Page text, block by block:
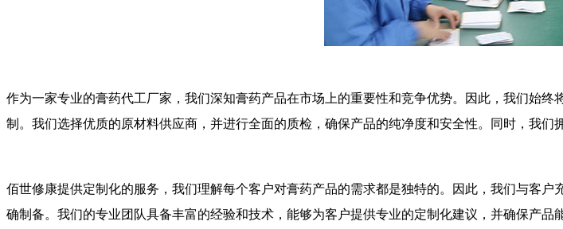
作为一家专业的膏药代工厂家，我们深知膏药产品在市场上的重要性和竞争优势。因此，我们始
制。我们选择优质的原材料供应商，并进行全面的质检，确保产品的纯净度和安全性。同时，我们
佰世修康提供定制化的服务，我们理解每个客户对膏药产品的需求都是独特的。因此，我们与客
确制备。我们的专业团队具备丰富的经验和技术，能够为客户提供专业的定制化建议，并确保产品